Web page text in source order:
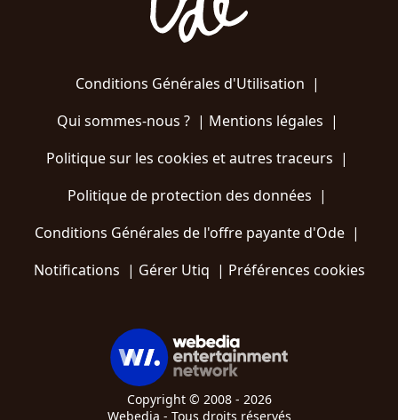
Conditions Générales d'Utilisation |
Qui sommes-nous ?| Mentions légales |
Politique sur les cookies et autres traceurs |
Politique de protection des données |
Conditions Générales de l'offre payante d'Ode |
Notifications | Gérer Utiq | Préférences cookies
Copyright © 2008 - 2026
Webedia - Tous droits réservés